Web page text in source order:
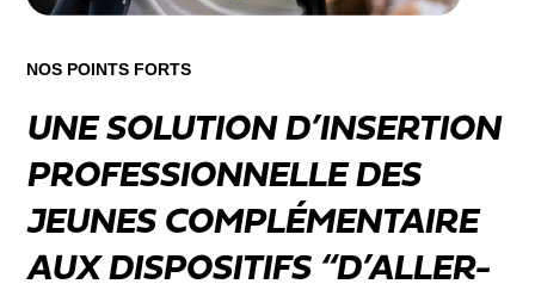
NOS POINTS FORTS
UNE SOLUTION D’INSERTION
PROFESSIONNELLE DES
JEUNES COMPLÉMENTAIRE
AUX DISPOSITIFS “D’ALLER-